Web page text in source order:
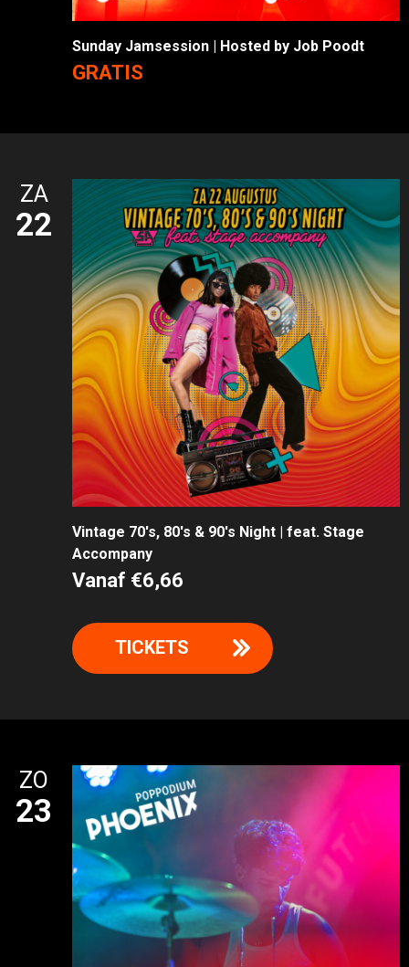
Sunday Jamsession | Hosted by Job Poodt
GRATIS
ZA
22
Vintage 70's, 80's & 90's Night | feat. Stage
Accompany
Vanaf €6,66
TICKETS
ZO
23